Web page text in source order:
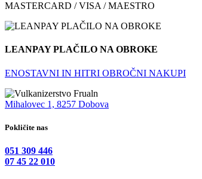
MASTERCARD / VISA / MAESTRO
LEANPAY PLAČILO NA OBROKE
ENOSTAVNI IN HITRI OBROČNI NAKUPI
Mihalovec 1, 8257 Dobova
Pokličite nas
051 309 446
07 45 22 010